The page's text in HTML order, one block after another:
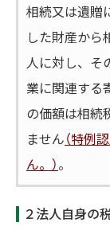
相続又は遺贈
した財産から
人に対し、そ
業に関連する
の価額は相続
ません（特例
ん。）。
２法人自身の